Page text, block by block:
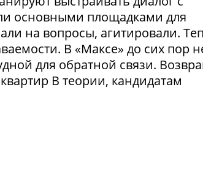
основными площадками для
на вопросы, агитировали.
В «Максе» до сих пор
для обратной связи.
В теории, кандидатам